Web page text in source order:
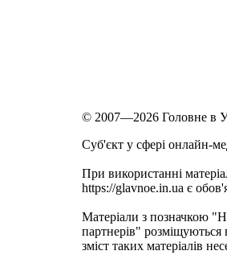
© 2007—2026 Головне в
Cуб'єкт у сфері онлайн-
При використанні
https://glavnoe.in.ua є
Матеріали з позначкою
партнерів" розміщуються
зміст таких матеріалів